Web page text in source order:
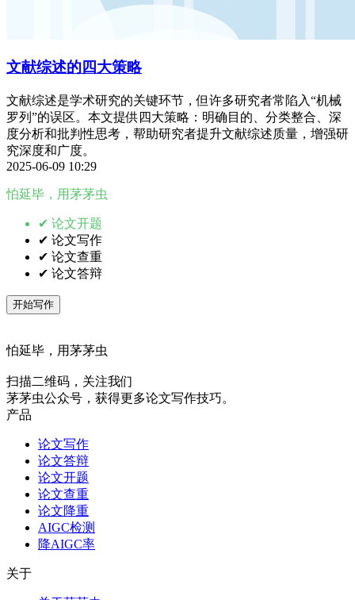
文献综述的四大策略
文献综述是学术研究的关键环节，但许多研究者常陷入“机械
罗列”的误区。本文提供四大策略：明确目的、分类整合、深
度分析和批判性思考，帮助研究者提升文献综述质量，增强研
究深度和广度。
2025-06-09 10:29
怕延毕，用茅茅虫
✔ 论文开题
✔ 论文写作
✔ 论文查重
✔ 论文答辩
开始写作
怕延毕，用茅茅虫
扫描二维码，关注我们
茅茅虫公众号，获得更多论文写作技巧。
产品
论文写作
论文答辩
论文开题
论文查重
论文降重
AIGC检测
降AIGC率
关于